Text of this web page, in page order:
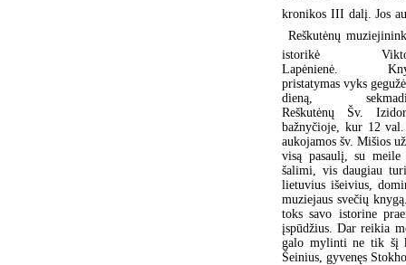
kronikos III dalį. Jos
 Reškutėnų
istorikė
Lapėnienė.
pristatymas vyks
dieną,
Reškutėnų Šv.
bažnyčioje, kur 12 val.
aukojamos šv. Mišios
visą pasaulį, su
šalimi, vis daugiau
lietuvius išeivius,
muziejaus svečių
toks savo istorine
įspūdžius. Dar reikia
galo mylinti ne tik šį
Šeinius, gyvenęs